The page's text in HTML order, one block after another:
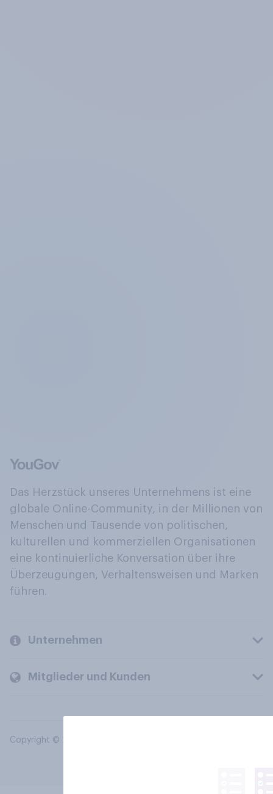
Das Herzstück unseres Unternehmens ist eine
globale Online-Community, in der Millionen von
Menschen und Tausende von politischen,
kulturellen und kommerziellen Organisationen
eine kontinuierliche Konversation über ihre
Überzeugungen, Verhaltensweisen und Marken
führen.
Unternehmen
Mitglieder und Kunden
Copyright © 2026 YouGov PLC. Alle Rechte vorbehalten.